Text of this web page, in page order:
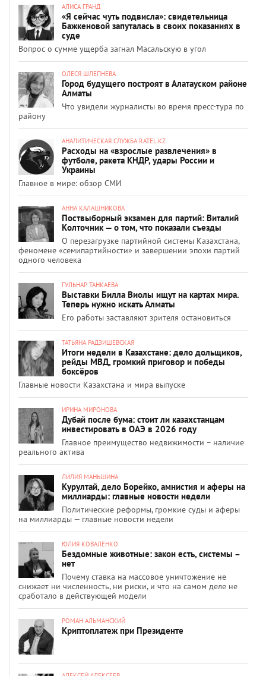
АЛИСА ГРАНД
«Я сейчас чуть подвисла»: свидетельница
Бажкеновой запуталась в своих показаниях в
суде
Вопрос о сумме ущерба загнал Масальскую в угол
ОЛЕСЯ ШЛЕПНЕВА
Город будущего построят в Алатауском районе
Алматы
Что увидели журналисты во время пресс-тура по
району
АНАЛИТИЧЕСКАЯ СЛУЖБА RATEL.KZ
Расходы на «взрослые развлечения» в
футболе, ракета КНДР, удары России и
Украины
Главное в мире: обзор СМИ
АННА КАЛАШНИКОВА
Поствыборный экзамен для партий: Виталий
Колточник — о том, что показали съезды
О перезагрузке партийной системы Казахстана,
феномене «семипартийности» и завершении эпохи партий
одного человека
ГУЛЬНАР ТАНКАЕВА
Выставки Билла Виолы ищут на картах мира.
Теперь нужно искать Алматы
Его работы заставляют зрителя остановиться
ТАТЬЯНА РАДЗИШЕВСКАЯ
Итоги недели в Казахстане: дело дольщиков,
рейды МВД, громкий приговор и победы
боксёров
Главные новости Казахстана и мира выпуске
ИРИНА МИРОНОВА
Дубай после бума: стоит ли казахстанцам
инвестировать в ОАЭ в 2026 году
Главное преимущество недвижимости – наличие
реального актива
ЛИЛИЯ МАНЬШИНА
Курултай, дело Борейко, амнистия и аферы на
миллиарды: главные новости недели
Политические реформы, громкие суды и аферы
на миллиарды — главные новости недели
ЮЛИЯ КОВАЛЕНКО
Бездомные животные: закон есть, системы –
нет
Почему ставка на массовое уничтожение не
снижает ни численность, ни риски, и что на самом деле не
сработало в действующей модели
РОМАН АЛЬМАНСКИЙ
Криптоплатеж при Президенте